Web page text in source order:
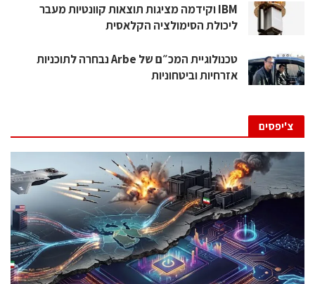
IBM וקידמה מציגות תוצאות קוונטיות מעבר
ליכולת הסימולציה הקלאסית
טכנולוגיית המכ״ם של Arbe נבחרה לתוכניות
אזרחיות וביטחוניות
צ'יפסים